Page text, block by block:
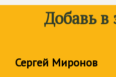
Добавь в
Сергей Миронов